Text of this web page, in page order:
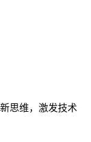
思维，激发技术